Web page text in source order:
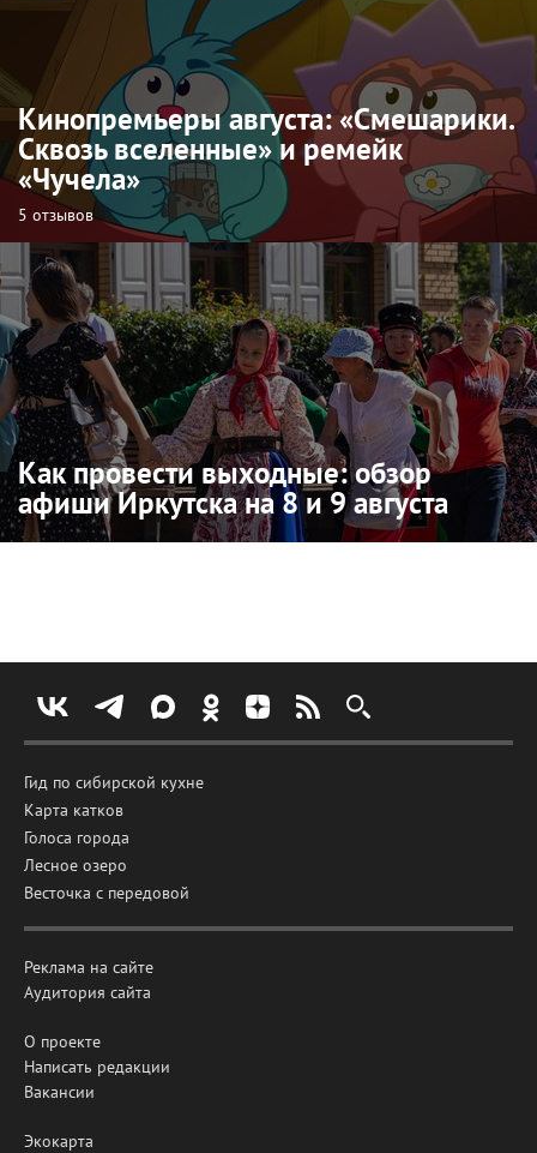
Кинопремьеры августа: «Смешарики.
Сквозь вселенные» и ремейк
«Чучела»
5 отзывов
Как провести выходные: обзор
афиши Иркутска на 8 и 9 августа
Гид по сибирской кухне
Карта катков
Голоса города
Лесное озеро
Весточка с передовой
Реклама на сайте
Аудитория сайта
О проекте
Написать редакции
Вакансии
Экокарта